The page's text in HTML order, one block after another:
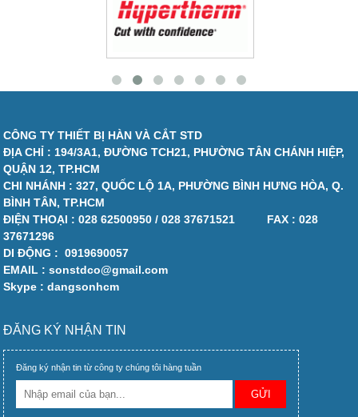
CÔNG TY THIẾT BỊ HÀN VÀ CẮT STD
ĐỊA CHỈ : 194/3A1, ĐƯỜNG TCH21, PHƯỜNG TÂN CHÁNH HIỆP,
QUẬN 12, TP.HCM
CHI NHÁNH : 327, QUỐC LỘ 1A, PHƯỜNG BÌNH HƯNG HÒA, Q.
BÌNH TÂN, TP.HCM
ĐIỆN THOẠI :028 62500950 / 028 37671521 FAX :028
37671296
DI ĐỘNG :0919690057
EMAIL : sonstdco@gmail.com
Skype : dangsonhcm
ĐĂNG KÝ NHẬN TIN
Đăng ký nhận tin từ công ty chúng tôi hàng tuần